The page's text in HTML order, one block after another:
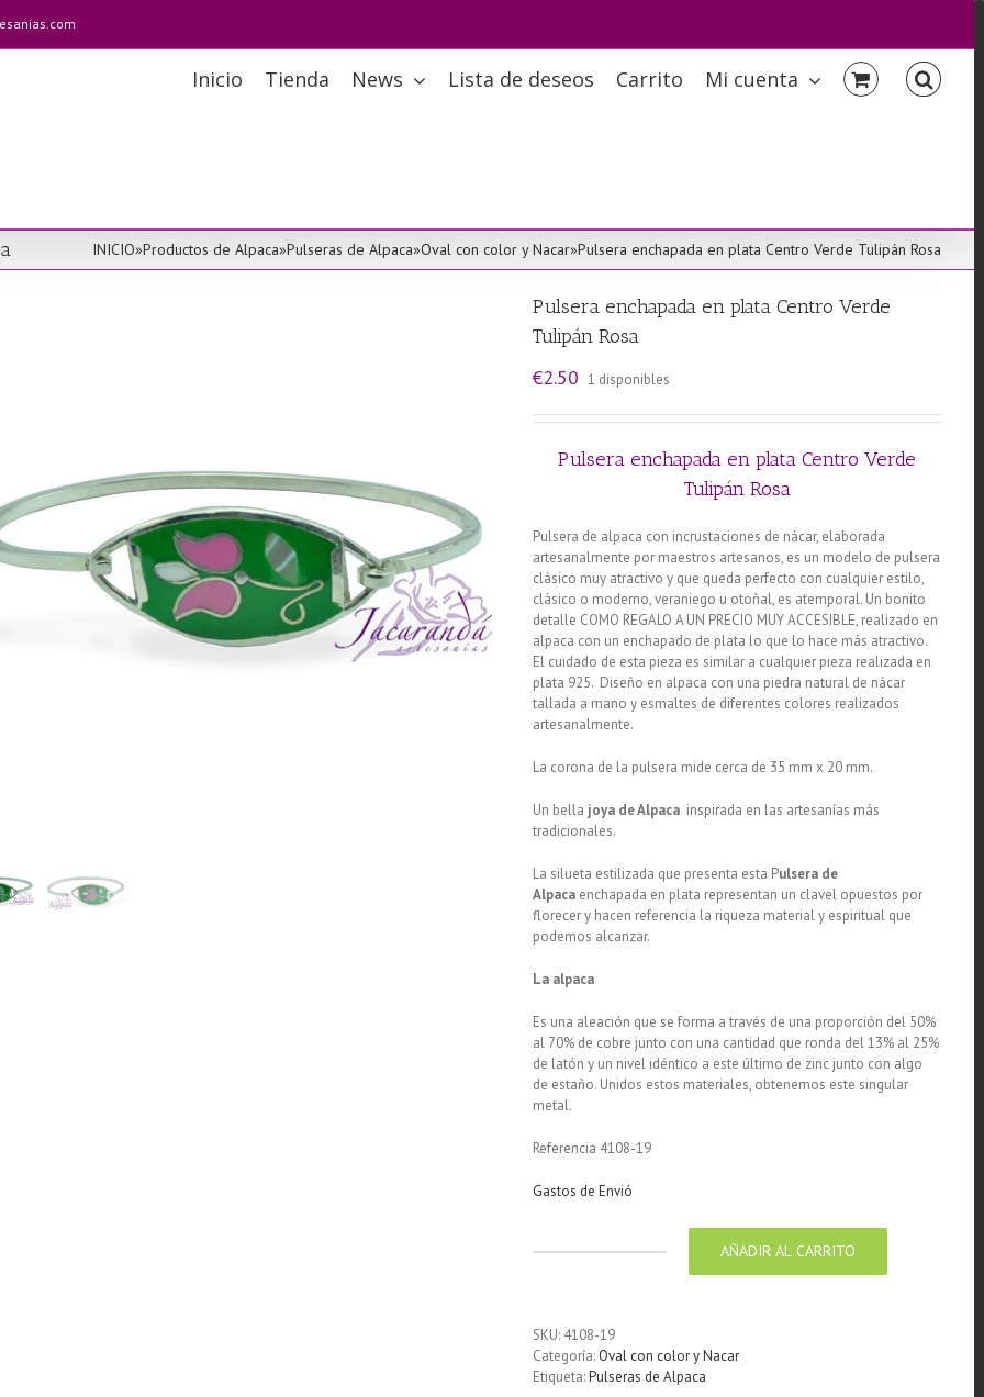
Inicio Tienda News Lista de deseos Carrito Mi cuenta
INICIO»Productos de Alpaca»Pulseras de Alpaca»Oval con color y Nacar»Pulsera enchapada en plata Centro Verde Tulipán Rosa
Pulsera enchapada en plata Centro Verde
Tulipán Rosa
€2.50 1 disponibles
Pulsera enchapada en plata Centro Verde
Tulipán Rosa
Pulsera de alpaca con incrustaciones de nácar, elaborada
artesanalmente por maestros artesanos, es un modelo de pulsera
clásico muy atractivo y que queda perfecto con cualquier estilo,
clásico o moderno, veraniego u otoñal, es atemporal. Un bonito
detalle COMO REGALO A UN PRECIO MUY ACCESIBLE, realizado en
alpaca con un enchapado de plata lo que lo hace más atractivo.
El cuidado de esta pieza es similar a cualquier pieza realizada en
plata 925. Diseño en alpaca con una piedra natural de nácar
tallada a mano y esmaltes de diferentes colores realizados
artesanalmente.
La corona de la pulsera mide cerca de 35 mm x 20 mm.
Un bella joya de Alpaca inspirada en las artesanías más
tradicionales.
La silueta estilizada que presenta esta Pulsera de
Alpaca enchapada en plata representan un clavel opuestos por
florecer y hacen referencia la riqueza material y espiritual que
podemos alcanzar.
La alpaca
Es una aleación que se forma a través de una proporción del 50%
al 70% de cobre junto con una cantidad que ronda del 13% al 25%
de latón y un nivel idéntico a este último de zinc junto con algo
de estaño. Unidos estos materiales, obtenemos este singular
metal.
Referencia 4108-19
Gastos de Envió
Centro
Verde
Tulipán
AÑADIR AL CARRITO
SKU: 4108-19
Categoría: Oval con color y Nacar
Etiqueta:Pulseras de Alpaca